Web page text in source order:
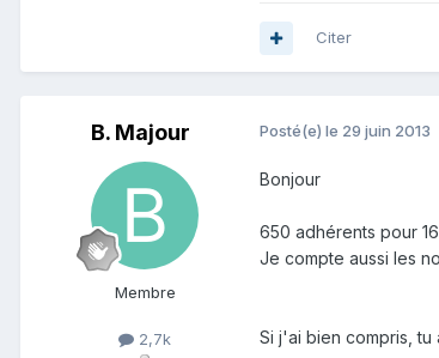
Citer
B. Majour
Membre
2,7k
Posté(e) le 29 juin 2013
Bonjour
650 adhérents pour
Je compte aussi les
Si j'ai bien compris,